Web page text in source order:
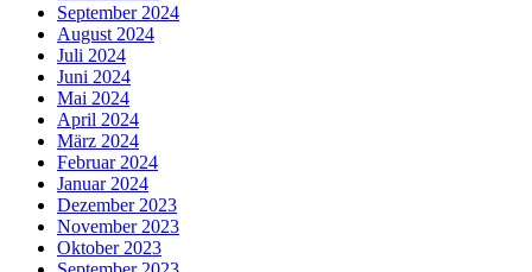
September 2024
August 2024
Juli 2024
Juni 2024
Mai 2024
April 2024
März 2024
Februar 2024
Januar 2024
Dezember 2023
November 2023
Oktober 2023